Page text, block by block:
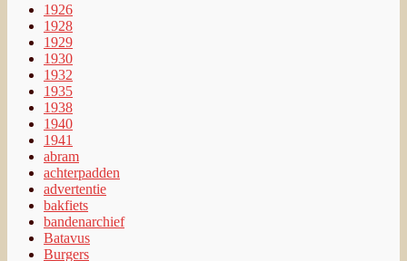
1926
1928
1929
1930
1932
1935
1938
1940
1941
abram
achterpadden
advertentie
bakfiets
bandenarchief
Batavus
Burgers